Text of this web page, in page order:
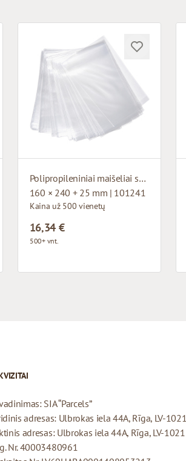
Polipropileniniai maišeliai su apatiniu pagrindu
160 × 240 + 25 mm | 101241
Kaina už 500 vienetų
16,34 €
500+ vnt.
SIA “Parcels”
adresas: Ulbrokas iela 44A, Rīga, LV-1021
adresas: Ulbrokas iela 44A, Rīga, LV-1021
Nr. 40003480961